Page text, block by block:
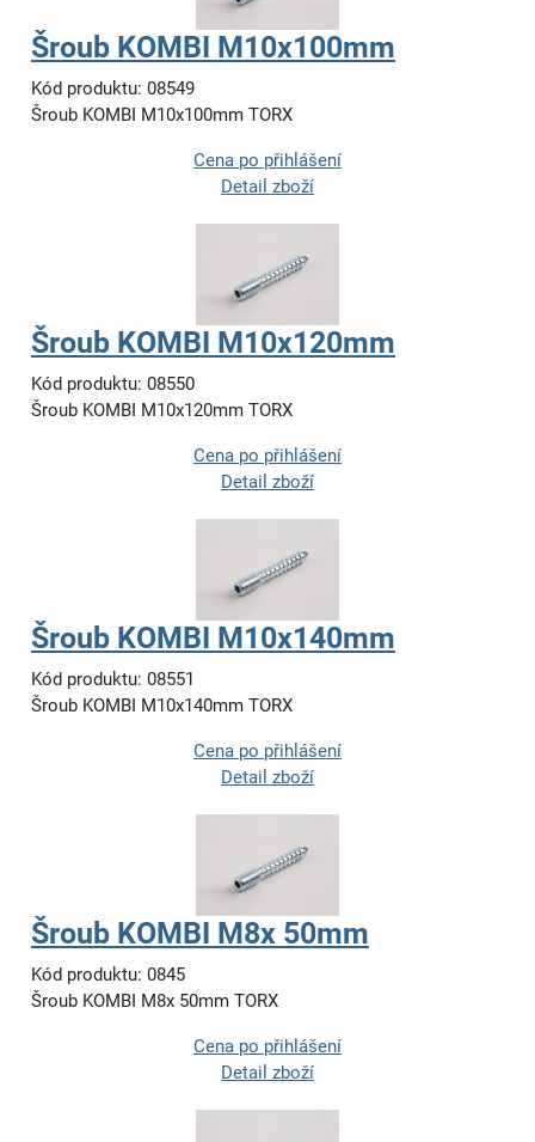
Šroub KOMBI M10x100mm
Kód produktu: 08549
Šroub KOMBI M10x100mm TORX
Cena po přihlášení
Detail zboží
Šroub KOMBI M10x120mm
Kód produktu: 08550
Šroub KOMBI M10x120mm TORX
Cena po přihlášení
Detail zboží
Šroub KOMBI M10x140mm
Kód produktu: 08551
Šroub KOMBI M10x140mm TORX
Cena po přihlášení
Detail zboží
Šroub KOMBI M8x 50mm
Kód produktu: 0845
Šroub KOMBI M8x 50mm TORX
Cena po přihlášení
Detail zboží